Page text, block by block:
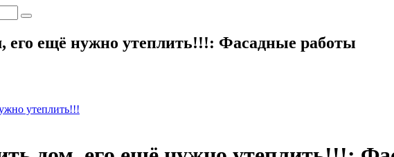
его ещё нужно утеплить!!!: Фасадные работы
утеплить!!!